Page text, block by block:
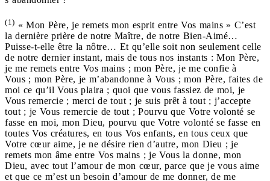
(1) « Mon Père, je remets mon esprit entre Vos mains » C’est
la dernière prière de notre Maître, de notre Bien-Aimé…
Puisse-t-elle être la nôtre… Et qu’elle soit non seulement celle
de notre dernier instant, mais de tous nos instants : Mon Père,
je me remets entre Vos mains ; mon Père, je me confie à
Vous ; mon Père, je m’abandonne à Vous ; mon Père, faites de
moi ce qu’il Vous plaira ; quoi que vous fassiez de moi, je
Vous remercie ; merci de tout ; je suis prêt à tout ; j’accepte
tout ; je Vous remercie de tout ; Pourvu que Votre volonté se
fasse en moi, mon Dieu, pourvu que Votre volonté se fasse en
toutes Vos créatures, en tous Vos enfants, en tous ceux que
Votre cœur aime, je ne désire rien d’autre, mon Dieu ; je
remets mon âme entre Vos mains ; je Vous la donne, mon
Dieu, avec tout l’amour de mon cœur, parce que je vous aime
et que ce m’est un besoin d’amour de me donner, de me